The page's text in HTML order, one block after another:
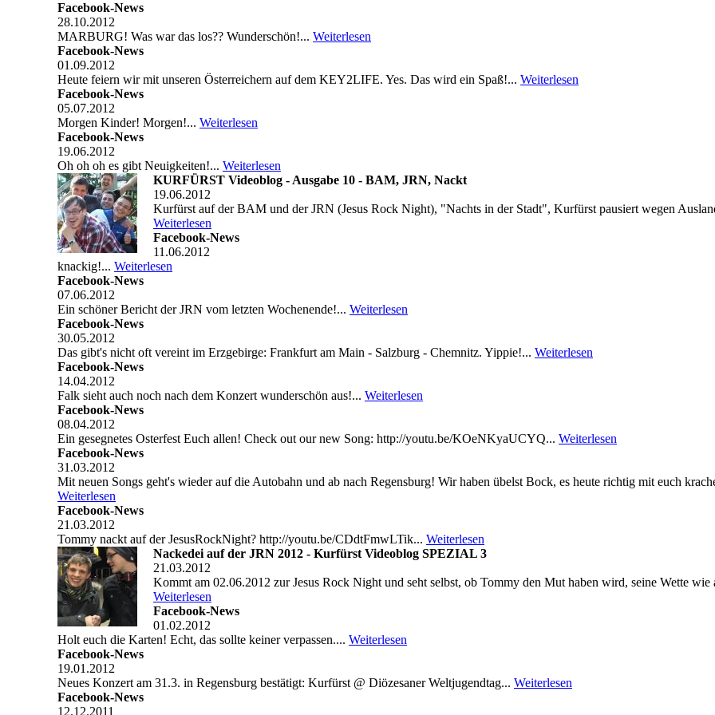
Facebook-News
28.10.2012
MARBURG! Was war das los?? Wunderschön!... Weiterlesen
Facebook-News
01.09.2012
Heute feiern wir mit unseren Österreichern auf dem KEY2LIFE. Yes. Das wird ein Spaß!... Weiterlesen
Facebook-News
05.07.2012
Morgen Kinder! Morgen!... Weiterlesen
Facebook-News
19.06.2012
Oh oh oh es gibt Neuigkeiten!... Weiterlesen
KURFÜRST Videoblog - Ausgabe 10 - BAM, JRN, Nackt
19.06.2012
Kurfürst auf der BAM und der JRN (Jesus Rock Night), "Nachts in der Stadt", Kurfürst pausiert wegen
Weiterlesen
Facebook-News
11.06.2012
knackig!... Weiterlesen
Facebook-News
07.06.2012
Ein schöner Bericht der JRN vom letzten Wochenende!... Weiterlesen
Facebook-News
30.05.2012
Das gibt's nicht oft vereint im Erzgebirge: Frankfurt am Main - Salzburg - Chemnitz. Yippie!... Weiterlesen
Facebook-News
14.04.2012
Falk sieht auch noch nach dem Konzert wunderschön aus!... Weiterlesen
Facebook-News
08.04.2012
Ein gesegnetes Osterfest Euch allen! Check out our new Song: http://youtu.be/KOeNKyaUCYQ... Weiterlesen
Facebook-News
31.03.2012
Mit neuen Songs geht's wieder auf die Autobahn und ab nach Regensburg! Wir haben übelst Bock, es heute richtig mit euch
Weiterlesen
Facebook-News
21.03.2012
Tommy nackt auf der JesusRockNight? http://youtu.be/CDdtFmwLTik... Weiterlesen
Nackedei auf der JRN 2012 - Kurfürst Videoblog SPEZIAL 3
21.03.2012
Kommt am 02.06.2012 zur Jesus Rock Night und seht selbst, ob Tommy den Mut haben wird, seine Wette wie
Weiterlesen
Facebook-News
01.02.2012
Holt euch die Karten! Echt, das sollte keiner verpassen.... Weiterlesen
Facebook-News
19.01.2012
Neues Konzert am 31.3. in Regensburg bestätigt: Kurfürst @ Diözesaner Weltjugendtag... Weiterlesen
Facebook-News
12.12.2011